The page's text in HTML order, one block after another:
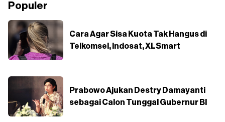
Populer
Cara Agar Sisa Kuota Tak Hangus di
Telkomsel, Indosat, XLSmart
Prabowo Ajukan Destry Damayanti
sebagai Calon Tunggal Gubernur BI